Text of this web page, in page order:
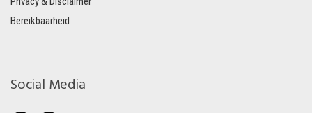
Bereikbaarheid
Social Media